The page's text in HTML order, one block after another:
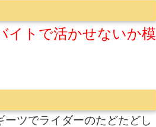
イトで活かせないか模
ツでライダーのたどたどし